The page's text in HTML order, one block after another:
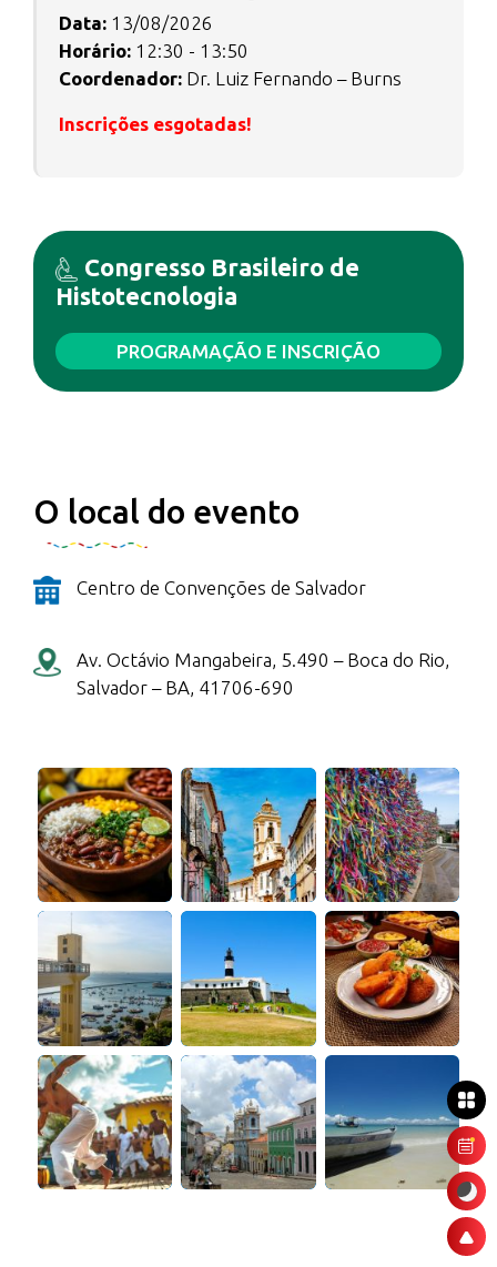
Data: 13/08/2026
Horário: 12:30 - 13:50
Coordenador: Dr. Luiz Fernando – Burns
Inscrições esgotadas!
Congresso Brasileiro de
Histotecnologia
PROGRAMAÇÃO E INSCRIÇÃO
O local do evento
Centro de Convenções de Salvador
Av. Octávio Mangabeira, 5.490 – Boca do Rio,
Salvador – BA, 41706-690